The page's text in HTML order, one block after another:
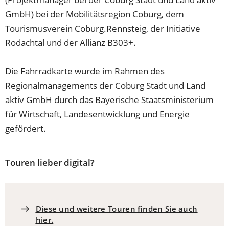
GmbH) bei der Mobilitätsregion Coburg, dem
Tourismusverein Coburg.Rennsteig, der Initiative
Rodachtal und der Allianz B303+.
Die Fahrradkarte wurde im Rahmen des
Regionalmanagements der Coburg Stadt und Land
aktiv GmbH durch das Bayerische Staatsministerium
für Wirtschaft, Landesentwicklung und Energie
gefördert.
Touren lieber digital?
Diese und weitere Touren finden Sie auch
hier.